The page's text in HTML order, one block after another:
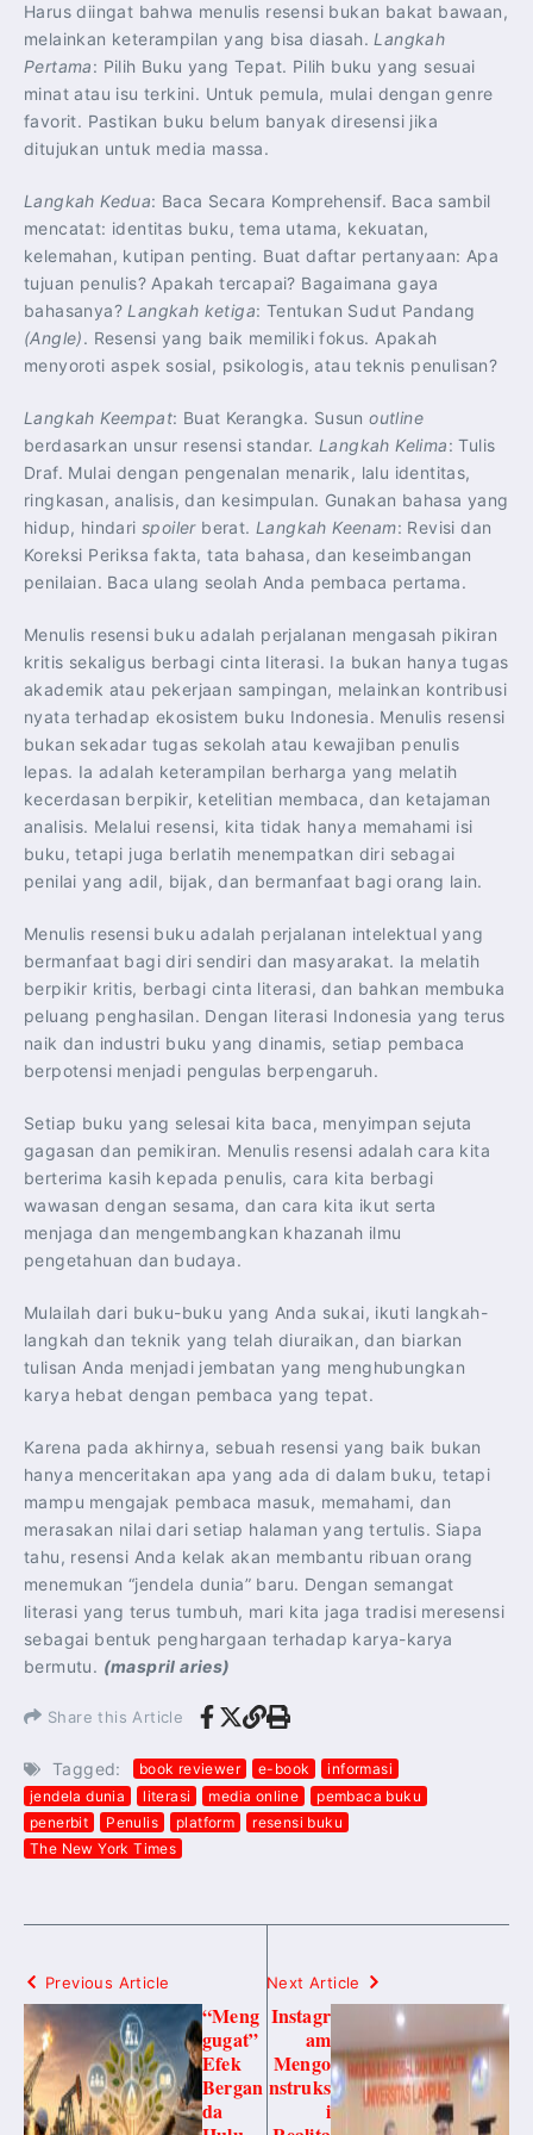
Harus diingat bahwa menulis resensi bukan bakat bawaan,
melainkan keterampilan yang bisa diasah. Langkah
Pertama: Pilih Buku yang Tepat. Pilih buku yang sesuai
minat atau isu terkini. Untuk pemula, mulai dengan genre
favorit. Pastikan buku belum banyak diresensi jika
ditujukan untuk media massa.
Langkah Kedua: Baca Secara Komprehensif. Baca sambil
mencatat: identitas buku, tema utama, kekuatan,
kelemahan, kutipan penting. Buat daftar pertanyaan: Apa
tujuan penulis? Apakah tercapai? Bagaimana gaya
bahasanya? Langkah ketiga: Tentukan Sudut Pandang
(Angle). Resensi yang baik memiliki fokus. Apakah
menyoroti aspek sosial, psikologis, atau teknis penulisan?
Langkah Keempat: Buat Kerangka. Susunoutline
berdasarkan unsur resensi standar. Langkah Kelima: Tulis
Draf. Mulai dengan pengenalan menarik, lalu identitas,
ringkasan, analisis, dan kesimpulan. Gunakan bahasa yang
hidup, hindarispoilerberat. Langkah Keenam: Revisi dan
Koreksi Periksa fakta, tata bahasa, dan keseimbangan
penilaian. Baca ulang seolah Anda pembaca pertama.
Menulis resensi buku adalah perjalanan mengasah pikiran
kritis sekaligus berbagi cinta literasi. Ia bukan hanya tugas
akademik atau pekerjaan sampingan, melainkan kontribusi
nyata terhadap ekosistem buku Indonesia. Menulis resensi
bukan sekadar tugas sekolah atau kewajiban penulis
lepas. Ia adalah keterampilan berharga yang melatih
kecerdasan berpikir, ketelitian membaca, dan ketajaman
analisis. Melalui resensi, kita tidak hanya memahami isi
buku, tetapi juga berlatih menempatkan diri sebagai
penilai yang adil, bijak, dan bermanfaat bagi orang lain.
Menulis resensi buku adalah perjalanan intelektual yang
bermanfaat bagi diri sendiri dan masyarakat. Ia melatih
berpikir kritis, berbagi cinta literasi, dan bahkan membuka
peluang penghasilan. Dengan literasi Indonesia yang terus
naik dan industri buku yang dinamis, setiap pembaca
berpotensi menjadi pengulas berpengaruh.
Setiap buku yang selesai kita baca, menyimpan sejuta
gagasan dan pemikiran. Menulis resensi adalah cara kita
berterima kasih kepada penulis, cara kita berbagi
wawasan dengan sesama, dan cara kita ikut serta
menjaga dan mengembangkan khazanah ilmu
pengetahuan dan budaya.
Mulailah dari buku-buku yang Anda sukai, ikuti langkah-
langkah dan teknik yang telah diuraikan, dan biarkan
tulisan Anda menjadi jembatan yang menghubungkan
karya hebat dengan pembaca yang tepat.
Karena pada akhirnya, sebuah resensi yang baik bukan
hanya menceritakan apa yang ada di dalam buku, tetapi
mampu mengajak pembaca masuk, memahami, dan
merasakan nilai dari setiap halaman yang tertulis. Siapa
tahu, resensi Anda kelak akan membantu ribuan orang
menemukan “jendela dunia” baru. Dengan semangat
literasi yang terus tumbuh, mari kita jaga tradisi meresensi
sebagai bentuk penghargaan terhadap karya-karya
bermutu. (maspril aries)
Share this Article
Tagged: book reviewer e-book
informasi
jendela dunia
literasi media online
pembaca buku
penerbit
Penulis platform
resensi buku
The New York Times
Previous Article
“Meng
gugat”
Efek
Bergan
da
Next Article
Instagr
am
Mengo
nstruks
i